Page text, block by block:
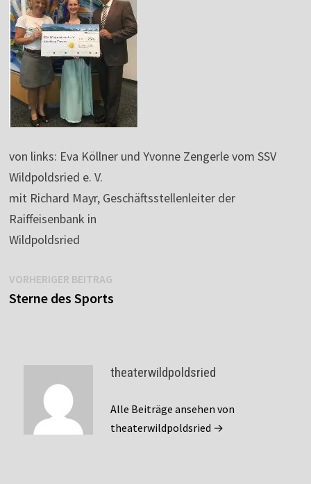
von links: Eva Köllner und Yvonne Zengerle vom SSV
Wildpoldsried e. V.
mit Richard Mayr, Geschäftsstellenleiter der
Raiffeisenbank in
Wildpoldsried
Beitragsnavigation
VORHERIGER BEITRAGVorheriger
Beitrag:
Sterne des Sports
theaterwildpoldsried
Alle Beiträge ansehen von
theaterwildpoldsried →